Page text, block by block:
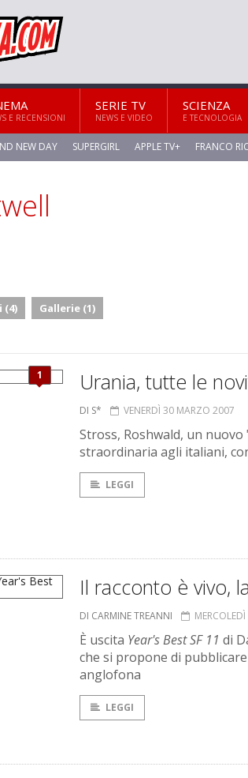
E RECENSIONI
SERIE TV
NEWS E VIDEO
SCIENZA
E TECNOLOGIA
NEW DAY SUPERGIRL APPLE TV+ FRANCO
Gallerie (1)
1 Urania, tutte le
DI S* VENERDÌ 30 MARZO 2007
Stross, Roshwald, un
straordinaria agli italiani,
LEGGI
Il racconto è vivo,
DI CARMINE TREANNI
È uscita Year's Best SF 11 di
che si propone di
anglofona
LEGGI